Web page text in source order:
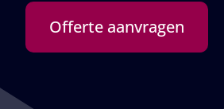
Offerte aanvragen